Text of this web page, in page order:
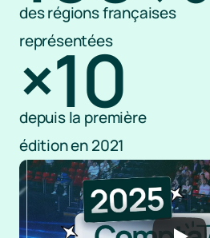
des régions françaises
représentées
×10
depuis la première
édition en 2021